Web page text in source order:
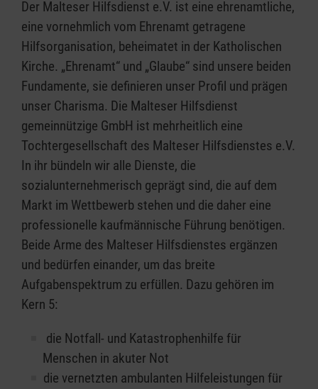
Der Malteser Hilfsdienst e.V. ist eine ehrenamtliche,
eine vornehmlich vom Ehrenamt getragene
Hilfsorganisation, beheimatet in der Katholischen
Kirche. „Ehrenamt“ und „Glaube“ sind unsere beiden
Fundamente, sie definieren unser Profil und prägen
unser Charisma. Die Malteser Hilfsdienst
gemeinnützige GmbH ist mehrheitlich eine
Tochtergesellschaft des Malteser Hilfsdienstes e.V.
In ihr bündeln wir alle Dienste, die
sozialunternehmerisch geprägt sind, die auf dem
Markt im Wettbewerb stehen und die daher eine
professionelle kaufmännische Führung benötigen.
Beide Arme des Malteser Hilfsdienstes ergänzen
und bedürfen einander, um das breite
Aufgabenspektrum zu erfüllen. Dazu gehören im
Kern 5:
die Notfall- und Katastrophenhilfe für
Menschen in akuter Not
die vernetzten ambulanten Hilfeleistungen für